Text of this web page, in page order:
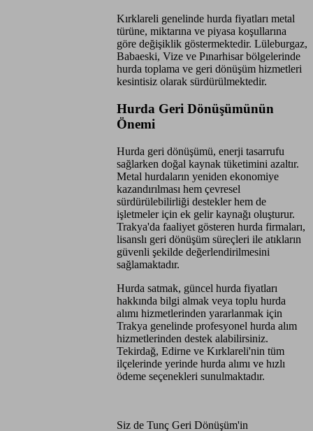
Kırklareli genelinde hurda fiyatları metal
türüne, miktarına ve piyasa koşullarına
göre değişiklik göstermektedir. Lüleburgaz,
Babaeski, Vize ve Pınarhisar bölgelerinde
hurda toplama ve geri dönüşüm hizmetleri
kesintisiz olarak sürdürülmektedir.
Hurda Geri Dönüşümünün
Önemi
Hurda geri dönüşümü, enerji tasarrufu
sağlarken doğal kaynak tüketimini azaltır.
Metal hurdaların yeniden ekonomiye
kazandırılması hem çevresel
sürdürülebilirliği destekler hem de
işletmeler için ek gelir kaynağı oluşturur.
Trakya'da faaliyet gösteren hurda firmaları,
lisanslı geri dönüşüm süreçleri ile atıkların
güvenli şekilde değerlendirilmesini
sağlamaktadır.
Hurda satmak, güncel hurda fiyatları
hakkında bilgi almak veya toplu hurda
alımı hizmetlerinden yararlanmak için
Trakya genelinde profesyonel hurda alım
hizmetlerinden destek alabilirsiniz.
Tekirdağ, Edirne ve Kırklareli'nin tüm
ilçelerinde yerinde hurda alımı ve hızlı
ödeme seçenekleri sunulmaktadır.
Siz de Tunç Geri Dönüşüm'in